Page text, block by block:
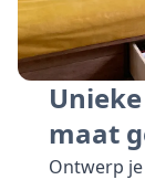
maat
Ontwerp